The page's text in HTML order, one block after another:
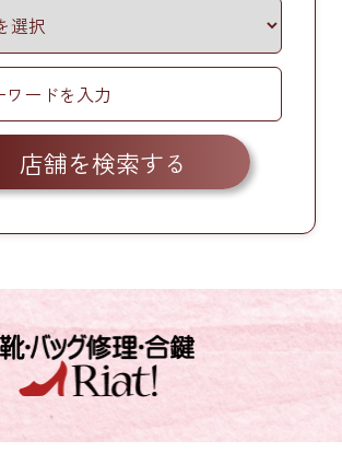
店舗を検索する